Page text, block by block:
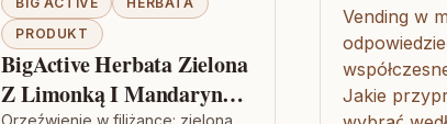
PRODUKT
BigActive Herbata Zielona
Z Limonką I Mandarynką
Vending w
Jakie